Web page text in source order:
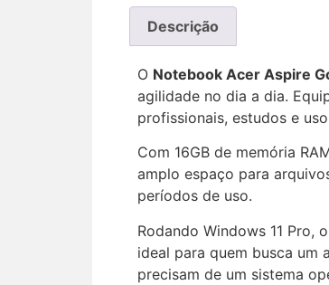
Descrição
O Notebook Acer Aspire
agilidade no dia a dia.
profissionais, estudos e
Com 16GB de memória
amplo espaço para
períodos de uso.
Rodando Windows 11 Pro,
ideal para quem busca um
precisam de um sistema